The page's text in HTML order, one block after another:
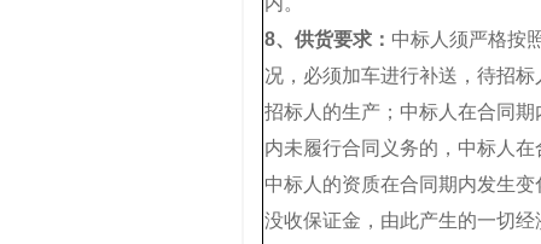
8、 供货要求： 中标人须严格按
况，必须加车进行补送，待招
招标人的生产；中标人在合同
内未履行合同义务的，中标人
中标人的资质在合同期内发生
没收保证金，由此产生的一切